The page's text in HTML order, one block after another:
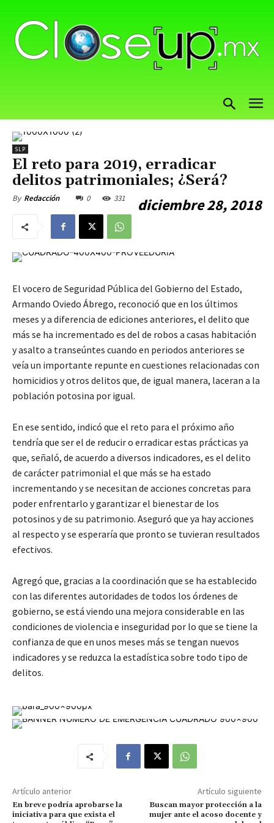
SLP
El reto para 2019, erradicar
delitos patrimoniales; ¿Será?
By Redacción diciembre 28, 2018
0 331
El vocero de Seguridad Pública del Gobierno del Estado,
Armando Oviedo Ábrego, reconoció que en los últimos
meses y a diferencia de ediciones anteriores, el delito que
más se ha incrementado es del de robos a casas habitación
y asalto a transeúntes cuando en periodos anteriores se
veía un importante repunte en cuestiones relacionadas con
homicidios y otros delitos que, de igual manera, laceran a la
población potosina por igual.
En ese sentido, indicó que el reto para el próximo año
tendría que ser el de reducir o erradicar estas prácticas ya
que, señaló, de acuerdo a diversos indicadores, es el delito
de carácter patrimonial el que más se ha estado
incrementando y se necesitan de acciones concretas para
poder enfrentarlo y garantizar el bienestar de los
potosinos y de su patrimonio. Aseguró que ya hay acciones
al respecto y se esperaría que pronto se tuvieran resultados
efectivos.
Agregó que, gracias a la coordinación que se ha establecido
con las diferentes autoridades de todos los órdenes de
gobierno, se está viendo una mejora considerable en las
condiciones de violencia e inseguridad por lo que se tiene la
confianza de que en unos meses más se tengan nuevos
indicadores y se reduzca la estadística sobre todo tipo de
delitos.
Artículo anterior
En breve podría aprobarse la
iniciativa para que exista el
Artículo siguiente
Buscan mayor protección a la
mujer ante el acoso docente y